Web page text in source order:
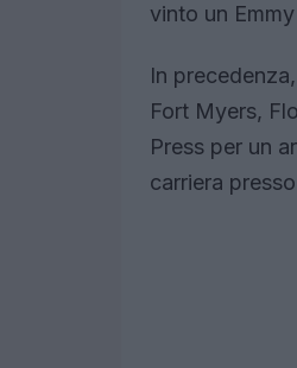
vinto un
In
Fort Myers,
Press per un
carriera